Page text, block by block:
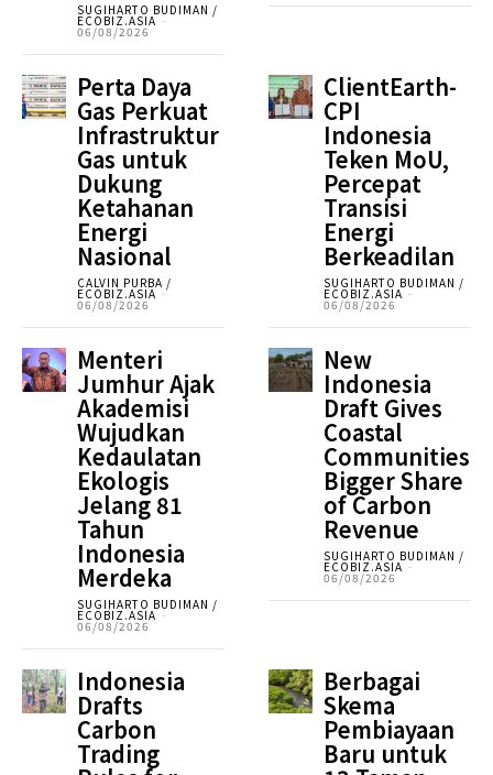
SUGIHARTO BUDIMAN /
ECOBIZ.ASIA -
06/08/2026
Perta Daya
Gas Perkuat
Infrastruktur
Gas untuk
Dukung
Ketahanan
Energi
Nasional
CALVIN PURBA /
ECOBIZ.ASIA -
06/08/2026
ClientEarth-
CPI
Indonesia
Teken MoU,
Percepat
Transisi
Energi
Berkeadilan
SUGIHARTO BUDIMAN /
ECOBIZ.ASIA -
06/08/2026
Menteri
Jumhur Ajak
Akademisi
Wujudkan
Kedaulatan
Ekologis
Jelang 81
Tahun
Indonesia
Merdeka
SUGIHARTO BUDIMAN /
ECOBIZ.ASIA -
06/08/2026
New
Indonesia
Draft Gives
Coastal
Communities
Bigger Share
of Carbon
Revenue
SUGIHARTO BUDIMAN /
ECOBIZ.ASIA -
06/08/2026
Indonesia
Drafts
Carbon
Trading
Berbagai
Skema
Pembiayaan
Baru untuk